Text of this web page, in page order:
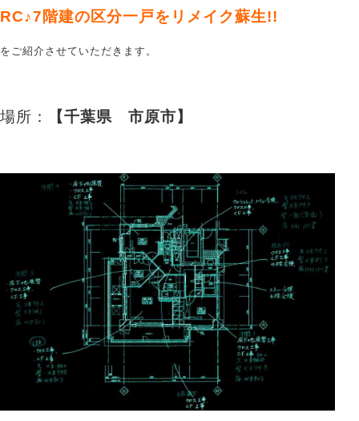
RC♪7階建の区分一戸をリメイク蘇生!!
をご紹介させていただきます。
場所： 【千葉県 市原市】